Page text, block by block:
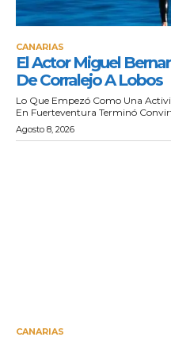
CANARIAS
El Actor Miguel
De Corralejo A Lobos
Lo Que Empezó Como Una
En Fuerteventura Terminó
Agosto 8, 2026
CANARIAS